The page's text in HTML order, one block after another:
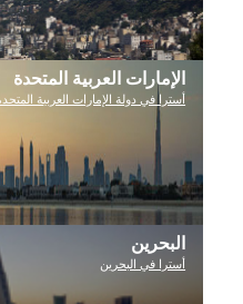
الإمارات العربية المتحدة
أسترا في دولة الإمارات العربية المتحدة
البحرين
أسترا في البحرين